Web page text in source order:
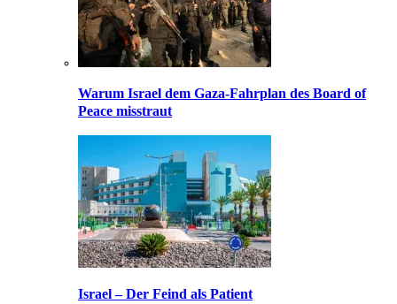
Warum Israel dem Gaza-Fahrplan des Board of
Peace misstraut
Israel – Der Feind als Patient